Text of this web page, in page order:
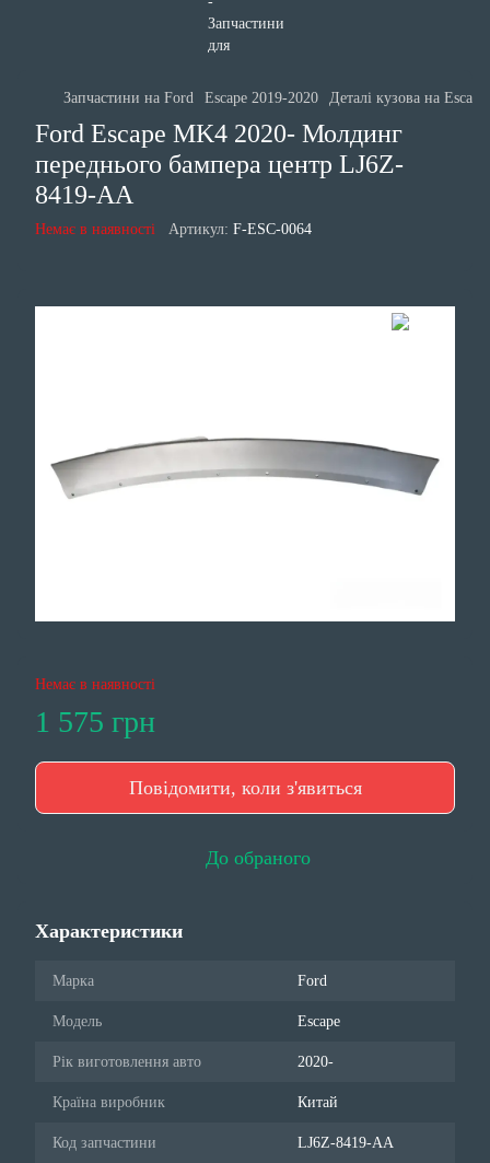
Запчастини на Ford Escape 2019-2020 Деталі кузова на
Ford Escape MK4 2020- Молдинг
переднього бампера центр LJ6Z-
8419-AA
Немає в наявності Артикул: F-ESC-0064
Немає в наявності
1 575 грн
Повідомити, коли з'явиться
До обраного
Характеристики
Марка Ford
Модель Escape
Рік виготовлення авто 2020-
Країна виробник Китай
Код запчастини LJ6Z-8419-AA